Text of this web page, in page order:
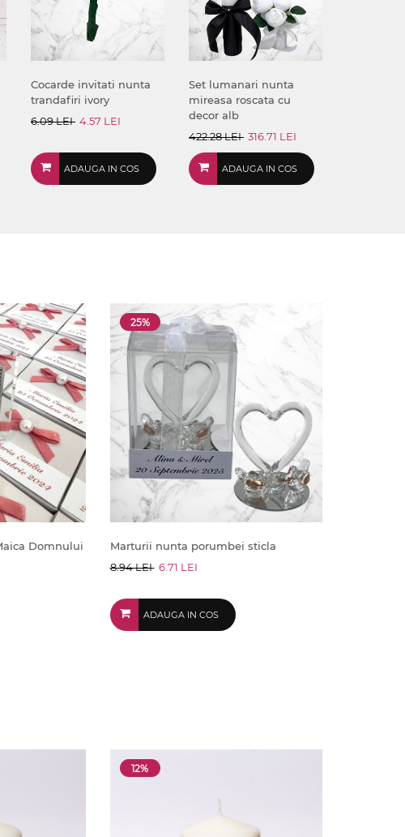
Cocarde invitati nunta
trandafiri ivory
6.09 LEI 4.57 LEI
ADAUGA IN COS
Set lumanari nunta
mireasa roscata cu
decor alb
422.28 LEI 316.71 LEI
ADAUGA IN COS
Domnului
25%
Marturii nunta porumbei sticla
8.94 LEI 6.71 LEI
ADAUGA IN COS
12%